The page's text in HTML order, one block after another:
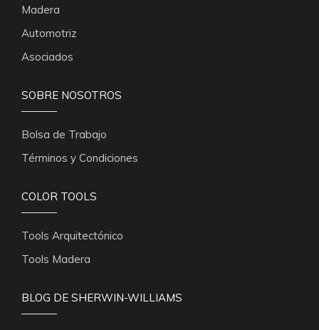
Madera
Automotriz
Asociados
SOBRE NOSOTROS
Bolsa de Trabajo
Términos y Condiciones
COLOR TOOLS
Tools Arquitectónico
Tools Madera
BLOG DE SHERWIN-WILLIAMS